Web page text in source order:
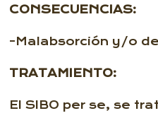
CONSECUENCIAS:
-Malabsorción y/o
TRATAMIENTO:
El SIBO per se, se